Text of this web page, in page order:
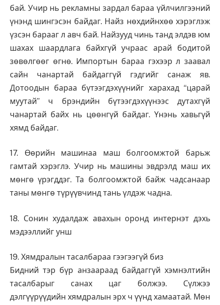
бай. Учир нь рекламны зардал бараа үйлчилгээний
үнэнд шингэсэн байдаг. Найз нөхдийнхөө хэрэглэж
үзсэн барааг л авч бай. Найзууд чинь танд элдэв юм
шахах шаардлага байхгүй учраас арай бодитой
зөвөлгөөг өгнө. Импортын бараа гэхээр л заавал
сайн чанартай байдаггүй гэдгийг санаж яв.
Дотоодын бараа бүтээгдэхүүнийг харахад “царай
муутай” ч брэндийн бүтээгдэхүүнээс дутахгүй
чанартай байх нь цөөнгүй байдаг. Үнэнь хавьгүй
хямд байдаг.
17. Өөрийн машинаа маш болгоомжтой барьж
гамтай хэрэглэ. Учир нь машины эвдрэлд маш их
мөнгө үрэгддэг. Та болгоомжтой байж чадсанаар
таны мөнгө түрүүвчинд тань үлдэж чадна.
18. Сонин худалдаж авахын оронд интернэт дэхь
мэдээллийг унш
19. Хямдралын тасалбараа гээгээгүй биз
Бидний тэр бүр анзаараад байдаггүй хэмнэлтийн
тасалбарыг санах цаг болжээ. Сүлжээ
дэлгүүрүүдийн хямдралын эрх ч үүнд хамаатай. Мөн